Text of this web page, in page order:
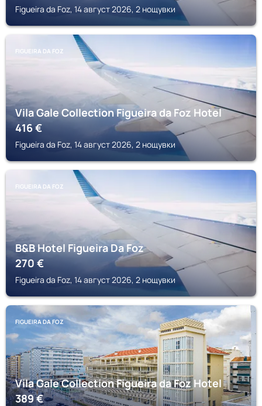
Figueira da Foz, 14 август 2026, 2 нощувки
FIGUEIRA DA FOZ
Vila Gale Collection Figueira da Foz Hotel
416€
Figueira da Foz, 14 август 2026, 2 нощувки
FIGUEIRA DA FOZ
B&B Hotel Figueira Da Foz
270€
Figueira da Foz, 14 август 2026, 2 нощувки
FIGUEIRA DA FOZ
Vila Gale Collection Figueira da Foz Hotel
389€